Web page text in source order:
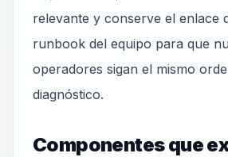
relevante y conserve el enlace
runbook del equipo para que
operadores sigan el mismo
diagnóstico.
Componentes que